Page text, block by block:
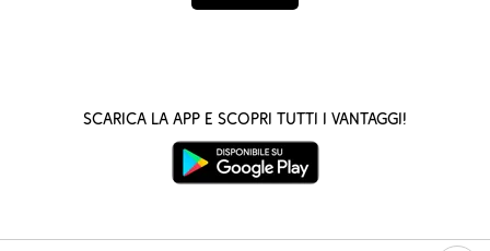
Scarica la App e scopri tutti i vantaggi!